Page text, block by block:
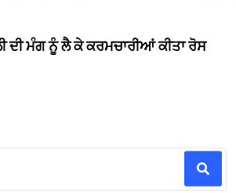
ਦੀ ਮੰਗ ਨੂੰ ਲੈ ਕੇ ਕਰਮਚਾਰੀਆਂ ਕੀਤਾ ਰੋਸ